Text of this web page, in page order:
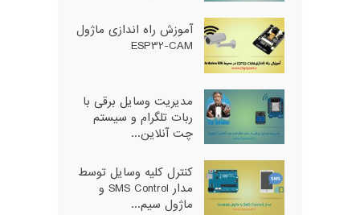
آموزش راه اندازی ماژول
ESP32-CAM
مدیریت وسایل برقی با
ربات تلگرام و سیستم
چت آنلاین...
کنترل کلیه وسایل توسط
مدار SMS Control و
ماژول سیم...